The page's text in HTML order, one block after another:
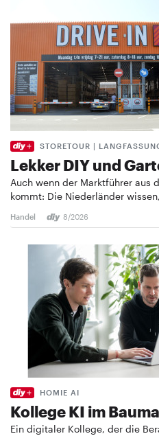
STORETOUR |
Lekker DIY und
Auch wenn der Marktführer aus
kommt: Die Niederländer
Handel 8/2026
HOMIE AI
Kollege KI im
Ein digitaler Kollege, der die